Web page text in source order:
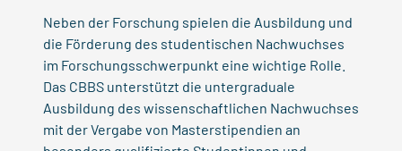
Neben der Forschung spielen die Ausbildung und
die Förderung des studentischen Nachwuchses
im Forschungsschwerpunkt eine wichtige Rolle.
Das CBBS unterstützt die untergraduale
Ausbildung des wissenschaftlichen Nachwuchses
mit der Vergabe von Masterstipendien an